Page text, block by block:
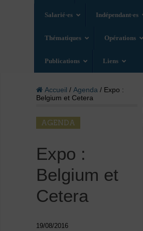
Salarié·es Indépendant·es
Thématiques Opérations
Publications Liens
Accueil / Agenda/ Expo :
Belgium et Cetera
AGENDA
Expo :
Belgium et
Cetera
19/08/2016